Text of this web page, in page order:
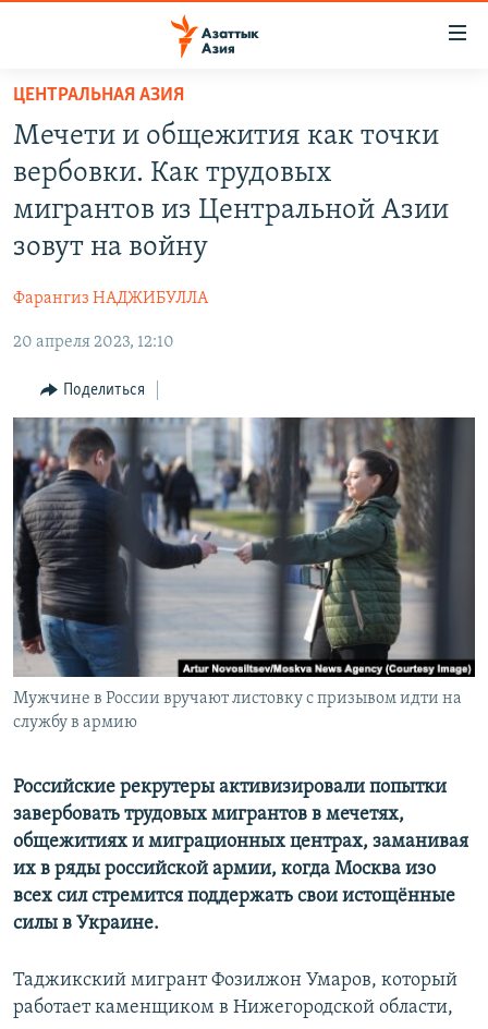
Вернуться
основному
содержанию
Вернутся
главной
Вернутся
ЦЕНТРАЛЬНАЯ АЗИЯ
КАЗАХСТАН
НОВОСТИ
ВОЙНА В УКРАИНЕ
НА ДРУГИХ ЯЗЫКАХ
ЎЗБЕКЧА
ТОҶИКӢ
TÜRKMENÇE
ПОДПИШИТЕСЬ НА НАС В СОЦСЕТЯХ
Все сайты РСЕ/РС
ЦЕНТРАЛЬНАЯ АЗИЯ
Мечети и общежития как точки
вербовки. Как трудовых
мигрантов из Центральной Азии
зовут на войну
Фарангиз НАДЖИБУЛЛА
20 апреля 2023, 12:10
Поделиться
Мужчине в России вручают листовку с призывом идти на
службу в армию
Российские рекрутеры активизировали попытки
завербовать трудовых мигрантов в мечетях,
общежитиях и миграционных центрах, заманивая
их в ряды российской армии, когда Москва изо
всех сил стремится поддержать свои истощённые
силы в Украине.
Таджикский мигрант Фозилжон Умаров, который
работает каменщиком в Нижегородской области,